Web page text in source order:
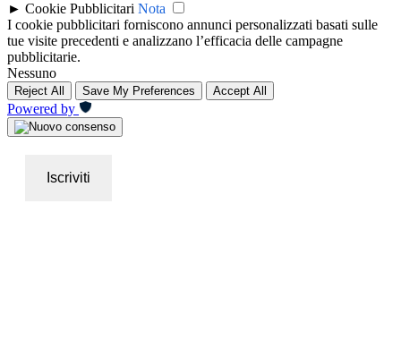
► Cookie Pubblicitari Nota
I cookie pubblicitari forniscono annunci personalizzati basati sulle
tue visite precedenti e analizzano l’efficacia delle campagne
pubblicitarie.
Nessuno
Reject All Save My Preferences Accept All
Powered by
Iscriviti